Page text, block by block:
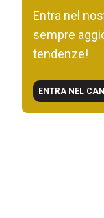
Entra nel
sempre
tendenze!
ENTRA NEL